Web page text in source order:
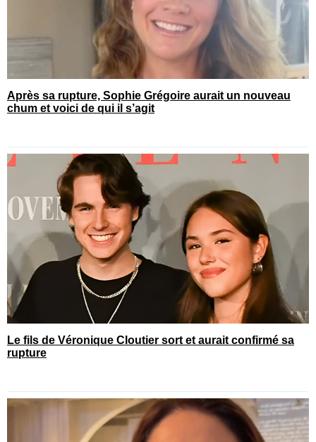
Après sa rupture, Sophie Grégoire aurait un nouveau
chum et voici de qui il s’agit
Le fils de Véronique Cloutier sort et aurait confirmé sa
rupture